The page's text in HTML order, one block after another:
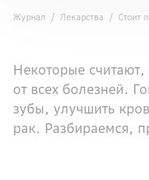
Журнал Лекарства Стоит
Некоторые
от всех болезней.
зубы, улучшить
рак. Разбираемся,